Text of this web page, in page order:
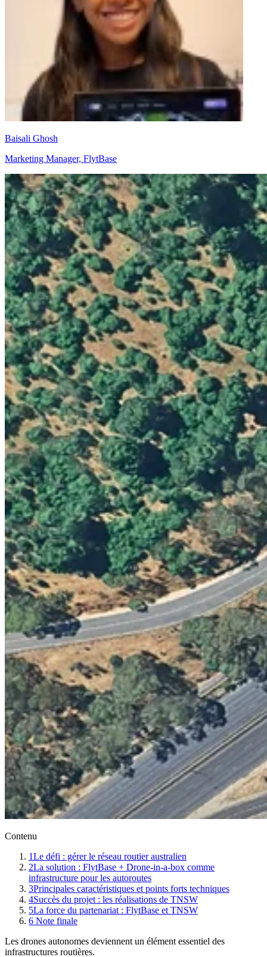
Baisali Ghosh
Marketing Manager, FlytBase
Contenu
1Le défi : gérer le réseau routier australien
2La solution : FlytBase + Drone-in-a-box comme
infrastructure pour les autoroutes
3Principales caractéristiques et points forts techniques
4Succès du projet : les réalisations de TNSW
5La force du partenariat : FlytBase et TNSW
6 ‍ ‍Note finale
Les drones autonomes deviennent un élément essentiel des
infrastructures routières.